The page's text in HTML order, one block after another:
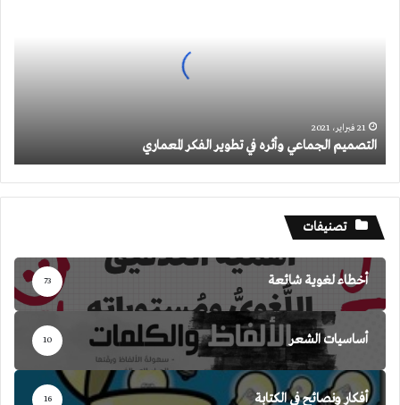
21 فبراير، 2021
التصميم الجماعي وأثره في تطوير الفكر المعماري
تصنيفات
أخطاء لغوية شائعة 73
أساسيات الشعر 10
أفكار ونصائح في الكتابة 16